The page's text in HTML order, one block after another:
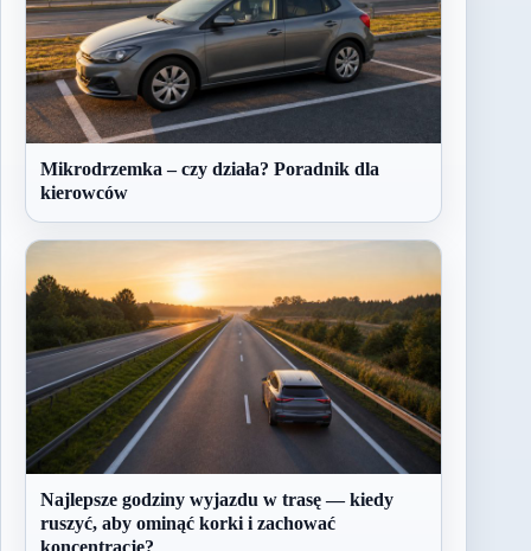
Mikrodrzemka – czy działa? Poradnik dla
kierowców
Najlepsze godziny wyjazdu w trasę — kiedy
ruszyć, aby ominąć korki i zachować